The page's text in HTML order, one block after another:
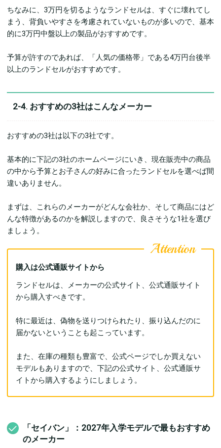
ちなみに、3万円を切るようなランドセルは、すぐに壊れてし
まう、背負いやすさを考慮されていないものが多いので、基本
的に3万円中盤以上の製品がおすすめです。
予算が許すのであれば、「人気の価格帯」である4万円台後半
以上のランドセルがおすすめです。
2-4. おすすめの3社はこんなメーカー
おすすめの3社は以下の3社です。
基本的に下記の3社のホームページにいき、現在販売中の商品
の中から予算とお子さんの好みに合ったランドセルを選べば間
違いありません。
まずは、これらのメーカーがどんな会社か、そして商品にはど
んな特徴があるのかを解説しますので、良さそうな1社を選び
ましょう。
購入は公式通販サイトから
ランドセルは、メーカーの公式サイト、公式通販サイト
から購入すべきです。
特に最近は、偽物を送りつけられたり、振り込んだのに
届かないということも起こっています。
また、在庫の種類も豊富で、公式ページでしか買えない
モデルもありますので、下記の公式サイト、公式通販サ
イトから購入するようにしましょう。
「セイバン」：2027年入学モデルで最もおすすめ
のメーカー